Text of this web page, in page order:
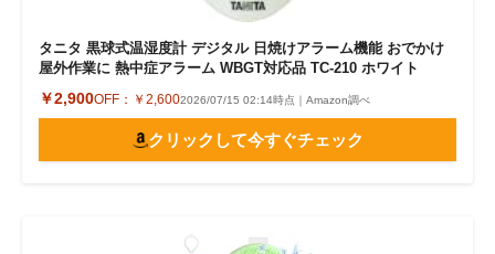
タニタ 黒球式温湿度計 デジタル 日焼けアラーム機能 おでかけ
屋外作業に 熱中症アラーム WBGT対応品 TC-210 ホワイト
￥2,900OFF： ￥2,6002026/07/15 02:14時点｜Amazon調べ
クリックして今すぐチェック